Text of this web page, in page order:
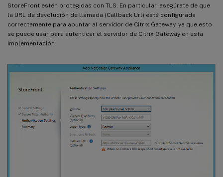
StoreFront estén protegidas con TLS. En particular, asegúrate de que
la URL de devolución de llamada (Callback Url) esté configurada
correctamente para apuntar al servidor de Citrix Gateway, ya que esto
se puede usar para autenticar el servidor de Citrix Gateway en esta
implementación.